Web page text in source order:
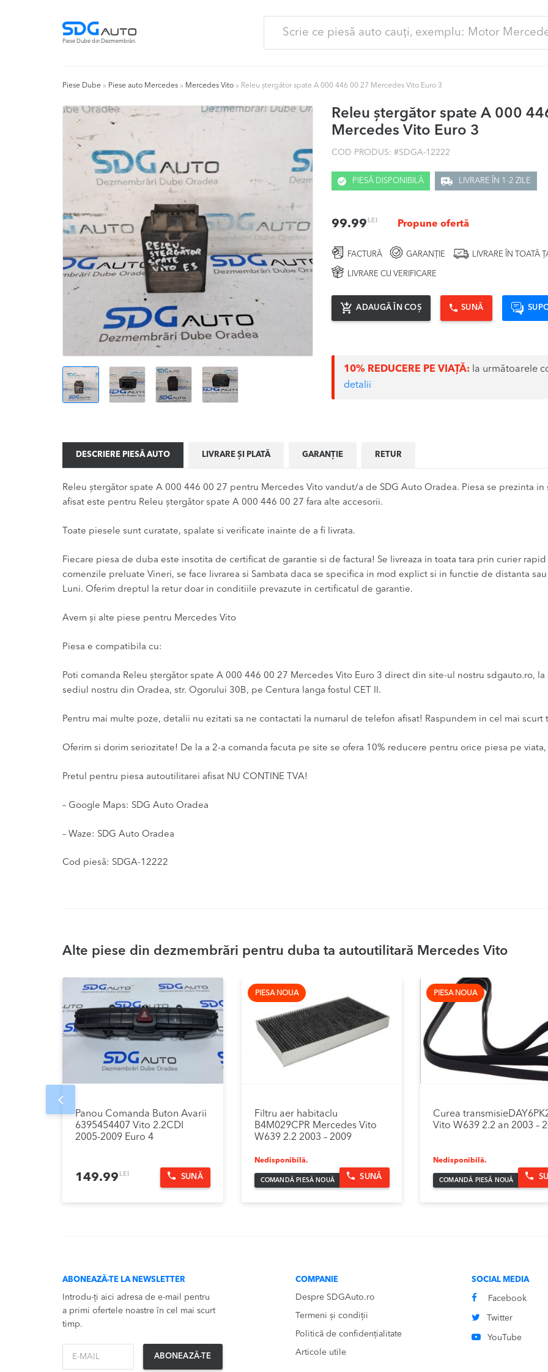
Piese Dube din Dezmembrări
Piese Dube » Piese auto Mercedes » Mercedes Vito » Releu ștergător spate A 000 446 00 27 Mercedes Vito Euro 3
Releu ștergător spate A 000
Mercedes Vito Euro 3
COD PRODUS: #SDGA-12222
PIESĂ DISPONIBILĂ LIVRARE ÎN 1-2 ZILE
99.99 LEI Propune ofertă
FACTURĂ GARANȚIE LIVRARE ÎN TOATĂ
LIVRARE CU VERIFICARE
ADAUGĂ ÎN COȘ SUNĂ
10% REDUCERE PE VIAȚĂ: la următoarele
detalii
DESCRIERE PIESĂ AUTO LIVRARE ȘI PLATĂ GARANȚIE RETUR
Releu ștergător spate A 000 446 00 27 pentru Mercedes Vito vandut/a de SDG Auto Oradea. Piesa se prezinta
afisat este pentru Releu ștergător spate A 000 446 00 27 fara alte accesorii.
Toate piesele sunt curatate, spalate si verificate inainte de a fi livrata.
Fiecare piesa de duba este insotita de certificat de garantie si de factura! Se livreaza in toata tara prin curier
comenzile preluate Vineri, se face livrarea si Sambata daca se specifica in mod explict si in functie de distanta
Luni. Oferim dreptul la retur doar in conditiile prevazute in certificatul de garantie.
Avem și alte piese pentru Mercedes Vito
Piesa e compatibila cu:
Poti comanda Releu ștergător spate A 000 446 00 27 Mercedes Vito Euro 3 direct din site-ul nostru sdgauto.ro,
sediul nostru din Oradea, str. Ogorului 30B, pe Centura langa fostul CET II.
Pentru mai multe poze, detalii nu ezitati sa ne contactati la numarul de telefon afisat! Raspundem in cel mai
Oferim si dorim seriozitate! De la a 2-a comanda facuta pe site se ofera 10% reducere pentru orice piesa pe viata,
Pretul pentru piesa autoutilitarei afisat NU CONTINE TVA!
– Google Maps: SDG Auto Oradea
– Waze: SDG Auto Oradea
Cod piesă: SDGA-12222
Alte piese din dezmembrări pentru duba ta autoutilitară Mercedes Vito
Panou Comanda Buton Avarii
6395454407 Vito 2.2CDI
2005-2009 Euro 4
149.99 LEI SUNĂ
PIESA NOUA
Filtru aer habitaclu
B4M029CPR Mercedes Vito
W639 2.2 2003 – 2009
Nedisponibilă.
COMANDĂ PIESĂ NOUĂ SUNĂ
PIESA NOUA
Curea
Vito W639 2.2 an 2003 –
Nedisponibilă.
COMANDĂ PIESĂ NOUĂ
Prev
ABONEAZĂ-TE LA NEWSLETTER
Introdu-ți aici adresa de e-mail pentru
a primi ofertele noastre în cel mai scurt
timp.
ABONEAZĂ-TE
COMPANIE
Despre SDGAuto.ro
Termeni și condiții
Politică de confidențialitate
Articole utile
SOCIAL MEDIA
Facebook
Twitter
YouTube